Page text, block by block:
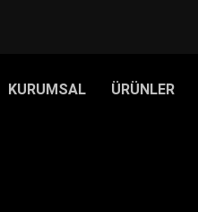
KURUMSAL ÜRÜNLER